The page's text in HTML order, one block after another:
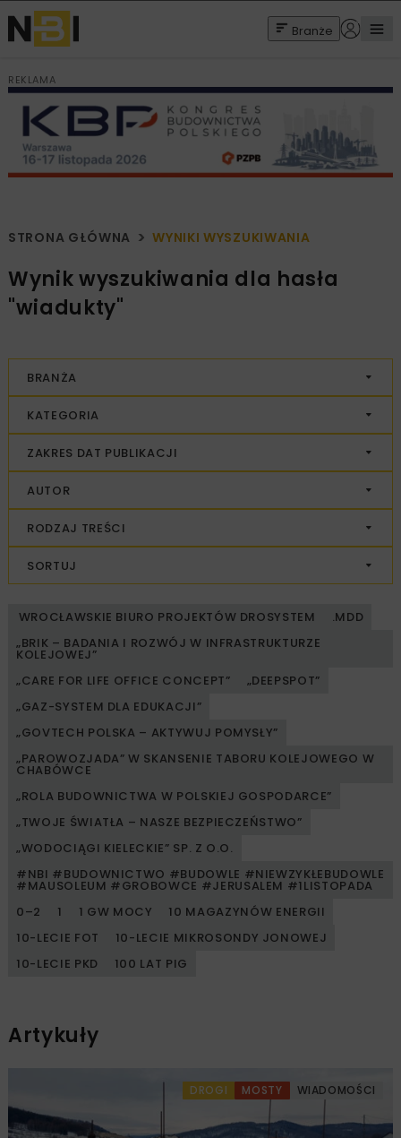
Branże
REKLAMA
STRONA GŁÓWNA WYNIKI WYSZUKIWANIA
Wynik wyszukiwania dla hasła
"wiadukty"
BRANŻA
KATEGORIA
ZAKRES DAT PUBLIKACJI
AUTOR
RODZAJ TREŚCI
SORTUJ
WROCŁAWSKIE BIURO PROJEKTÓW DROSYSTEM
.MDD
„BRIK – BADANIA I ROZWÓJ W INFRASTRUKTURZE
KOLEJOWEJ”
„CARE FOR LIFE OFFICE CONCEPT”
„DEEPSPOT”
„GAZ-SYSTEM DLA EDUKACJI”
„GOVTECH POLSKA – AKTYWUJ POMYSŁY”
„PAROWOZJADA” W SKANSENIE TABORU KOLEJOWEGO W
CHABÓWCE
„ROLA BUDOWNICTWA W POLSKIEJ GOSPODARCE”
„TWOJE ŚWIATŁA – NASZE BEZPIECZEŃSTWO”
„WODOCIĄGI KIELECKIE” SP. Z O.O.
#NBI #BUDOWNICTWO #BUDOWLE #NIEWZYKŁEBUDOWLE
#MAUSOLEUM #GROBOWCE #JERUSALEM #1LISTOPADA
0–2
1 1 GW MOCY
10 MAGAZYNÓW ENERGII
10-LECIE FOT
10-LECIE MIKROSONDY JONOWEJ
10-LECIE PKD
100 LAT PIG
Artykuły
DROGI MOSTY WIADOMOŚCI